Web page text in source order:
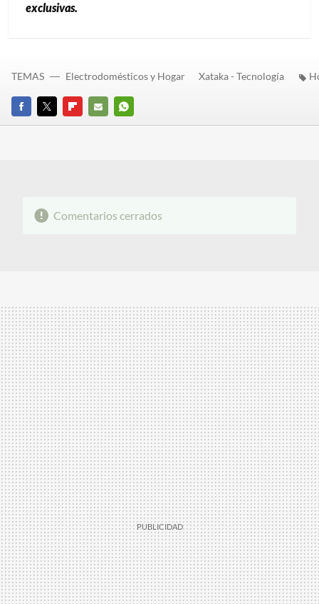
exclusivas.
FACEBOOK
TWITTERFLIPBOARD
E-
WHATSAPP
TEMAS Electrodomésticos y Hogar Xataka - Tecnología
Comentarios cerrados